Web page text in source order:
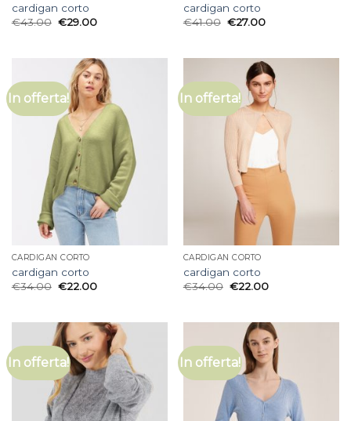
cardigan corto
€43.00 €29.00
cardigan corto
€41.00 €27.00
In offerta!
CARDIGAN CORTO
cardigan corto
€34.00 €22.00
In offerta!
CARDIGAN CORTO
cardigan corto
€34.00 €22.00
In offerta! In offerta!